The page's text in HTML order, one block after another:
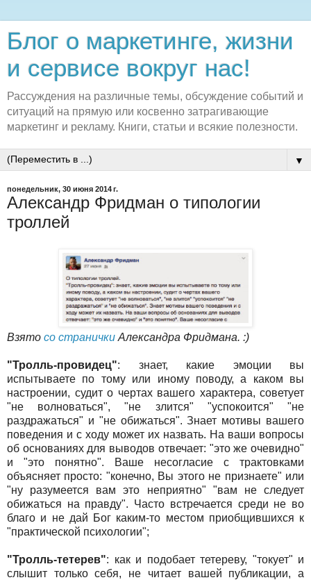
Блог о маркетинге, жизни
и сервисе вокруг нас!
Рассуждения на различные темы, обсуждение событий и
ситуаций на прямую или косвенно затрагивающие
маркетинг и рекламу. Книги, статьи и всякие полезности.
▼
понедельник, 30 июня 2014 г.
Александр Фридман о типологии
троллей
Взято со странички Александра Фридмана. :)
"Тролль-провидец": знает, какие эмоции вы
испытываете по тому или иному поводу, а каком вы
настроении, судит о чертах вашего характера, советует
"не волноваться", "не злится" "успокоится" "не
раздражаться" и "не обижаться". Знает мотивы вашего
поведения и с ходу может их назвать. На ваши вопросы
об основаниях для выводов отвечает: "это же очевидно"
и "это понятно". Ваше несогласие с трактовками
объясняет просто: "конечно, Вы этого не признаете" или
"ну разумеется вам это неприятно" "вам не следует
обижаться на правду". Часто встречается среди не во
благо и не дай Бог каким-то местом приобщившихся к
"практической психологии";
"Тролль-тетерев": как и подобает тетереву, "токует" и
слышит только себя, не читает вашей публикации, а